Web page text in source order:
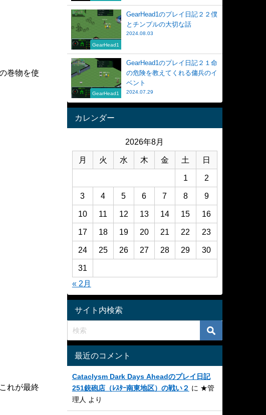
巻物を使
れが最終
GearHead1
GearHead1のプレイ日記２２僕
とチンプルの大切な話
2024.08.03
GearHead1
GearHead1のプレイ日記２１命
の危険を教えてくれる傭兵のイ
ベント
2024.07.29
カレンダー
2026年8月
月 火 水 木 金 土 日
1 2
3 4 5 6 7 8 9
10 11 12 13 14 15 16
17 18 19 20 21 22 23
24 25 26 27 28 29 30
31
« 2月
サイト内検索
最近のコメント
Cataclysm Dark Days Aheadのプレイ日記
251銃砲店（ﾚｽﾀｰ南東地区）の戦い２ に ★管
理人
より